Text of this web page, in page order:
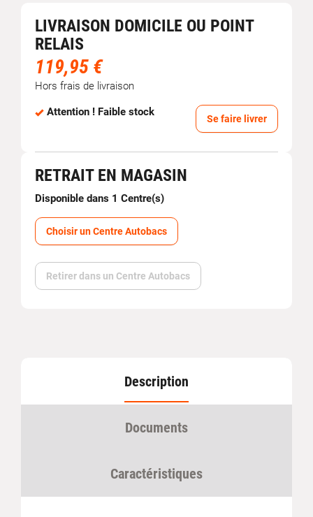
LIVRAISON DOMICILE OU POINT
RELAIS
119,95 €
Hors frais de livraison
Attention ! Faible stock
Se faire livrer
RETRAIT EN MAGASIN
Disponible dans 1 Centre(s)
Choisir un Centre Autobacs
Retirer dans un Centre Autobacs
Description
Documents
Caractéristiques